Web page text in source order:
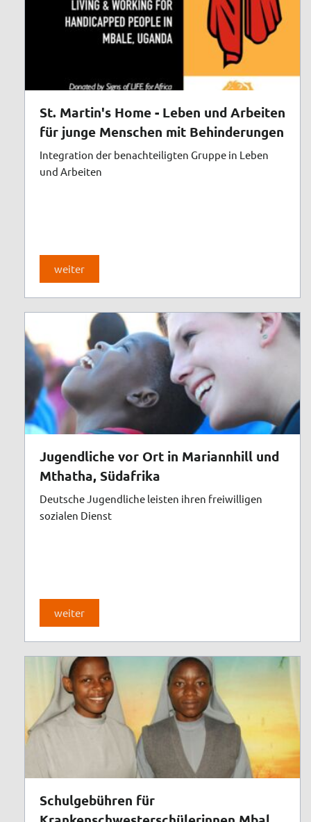
St. Martin's Home - Leben und Arbeiten
für junge Menschen mit Behinderungen
Integration der benachteiligten Gruppe in Leben
und Arbeiten
weiter
Jugendliche vor Ort in Mariannhill und
Mthatha, Südafrika
Deutsche Jugendliche leisten ihren freiwilligen
sozialen Dienst
weiter
Schulgebühren für